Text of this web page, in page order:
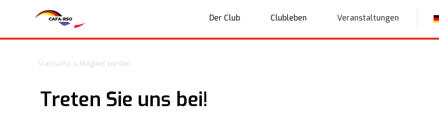
Der Club Clubleben Veranstaltungen
Startseite > Mitglied werden
Treten Sie uns bei!